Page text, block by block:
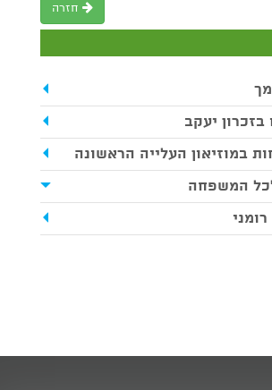
חזרה
בזכרון יעקב
במוזיאון העלייה הראשונה
המשפחה